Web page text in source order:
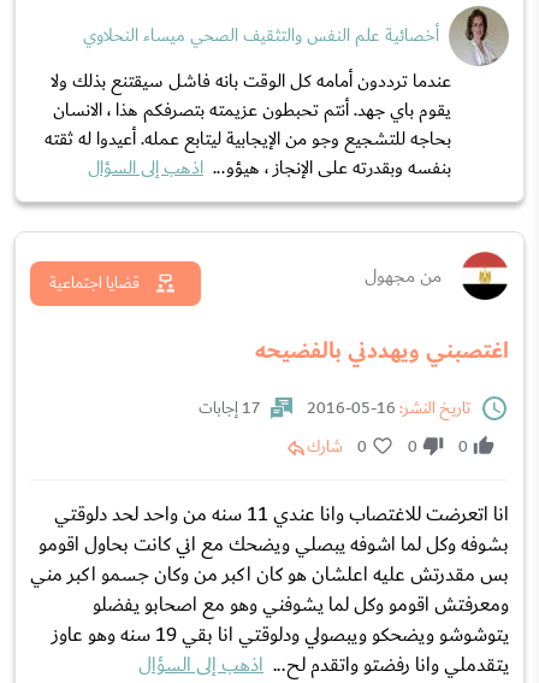
أخصائية علم النفس والتثقيف الصحي ميساء النحلاوي
عندما ترددون أمامه كل الوقت بانه فاشل سيقتنع بذلك ولا
يقوم باي جهد. أنتم تحبطون عزيمته بتصرفكم هذا ، الانسان
بحاجه للتشجيع وجو من الإيجابية ليتابع عمله. أعيدوا له ثقته
بنفسه وبقدرته على الإنجاز ، هيؤو... اذهب إلى السؤال
من مجهول
اغتصبني ويهددني بالفضيحه
قضايا اجتماعية
تاريخ النشر:
17 إجابات
0
0
0 شارك
انا اتعرضت للاغتصاب وانا عندي 11 سنه من واحد لحد دلوقتي
بشوفه وكل لما اشوفه يبصلي ويضحك مع اني كانت بحاول اقومو
بس مقدرتش عليه اعلشان هو كان اكبر من وكان جسمو اكبر مني
ومعرفتش اقومو وكل لما يشوفني وهو مع اصحابو يفضلو
يتوشوشو ويضحكو ويبصولي ودلوقتي انا بقي 19 سنه وهو عاوز
يتقدملي وانا رفضتو واتقدم لح... اذهب إلى السؤال